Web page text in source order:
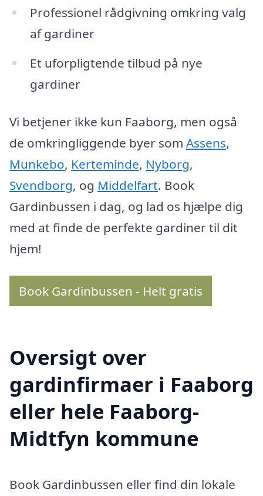
Professionel rådgivning omkring valg
af gardiner
Et uforpligtende tilbud på nye
gardiner
Vi betjener ikke kun Faaborg, men også
de omkringliggende byer som Assens,
Munkebo, Kerteminde, Nyborg,
Svendborg, og Middelfart. Book
Gardinbussen i dag, og lad os hjælpe dig
med at finde de perfekte gardiner til dit
hjem!
Book Gardinbussen - Helt gratis
Oversigt over
gardinfirmaer i Faaborg
eller hele Faaborg-
Midtfyn kommune
Book Gardinbussen eller find din lokale